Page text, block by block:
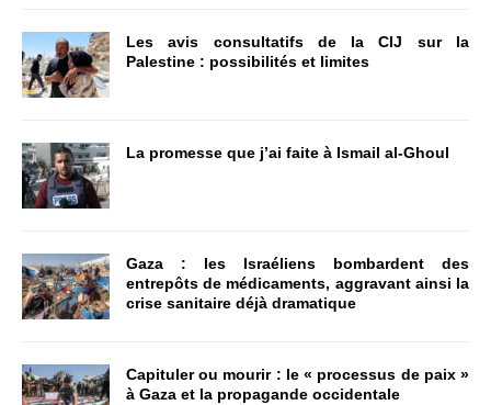
Les avis consultatifs de la CIJ sur la
Palestine : possibilités et limites
La promesse que j’ai faite à Ismail al-Ghoul
Gaza : les Israéliens bombardent des
entrepôts de médicaments, aggravant ainsi la
crise sanitaire déjà dramatique
Capituler ou mourir : le « processus de paix »
à Gaza et la propagande occidentale